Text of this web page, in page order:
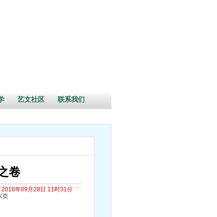
艺文社区 联系我们
卷
2016年09月28日 11时31分
页